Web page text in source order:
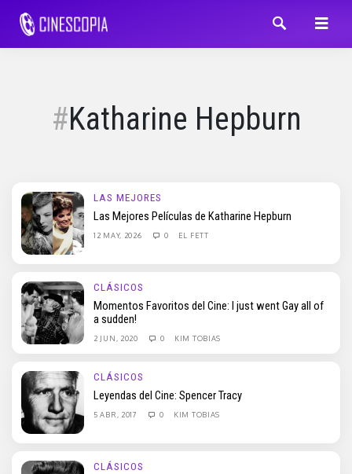
Katharine Hepburn
LAS MEJORES
Las Mejores Películas de Katharine Hepburn
12 MAY, 2026 0 EL FETT
CLÁSICOS
Momentos Favoritos del Cine: I just went Gay all of
a sudden!
2 JUN, 2020 0 KIM TOBIAS
CLÁSICOS
Leyendas del Cine: Spencer Tracy
5 ABR, 2017 0 KIM TOBIAS
CLÁSICOS